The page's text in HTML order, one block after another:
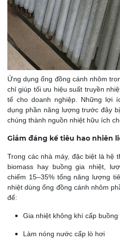
Ứng dụng ống đồng cánh nhôm
chỉ giúp tối ưu hiệu suất truyền
tế cho doanh nghiệp. Những lợi
dụng phần năng lượng trước đây
chúng thành nguồn nhiệt hữu ích
Giảm đáng kể tiêu hao nhiên
Trong các nhà máy, đặc biệt là hệ
biomass hay buồng gia nhiệt,
chiếm 15–35% tổng năng lượng
nhiệt dùng ống đồng cánh nhôm
để:
Gia nhiệt không khí cấp buồng
Làm nóng nước cấp lò hơi